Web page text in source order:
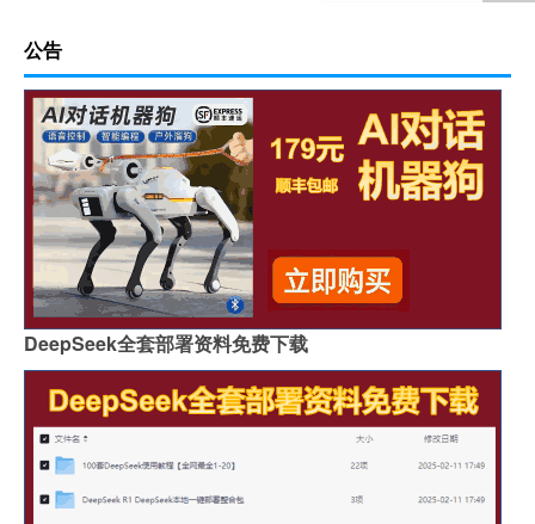
公告
DeepSeek全套部署资料免费下载